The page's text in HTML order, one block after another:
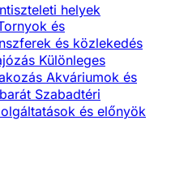
helyek
és
és közlekedés
Különleges
Akváriumok és
Szabadtéri
és előnyök